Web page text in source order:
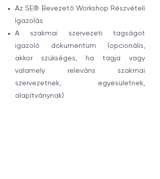
Az SE® Bevezető Workshop Részvételi
Igazolás
A szakmai szervezeti tagságot
igazoló dokumentum (opcionális,
akkor szükséges, ha tagja vagy
valamely releváns szakmai
szervezetnek, egyesületnek,
alapítványnak)